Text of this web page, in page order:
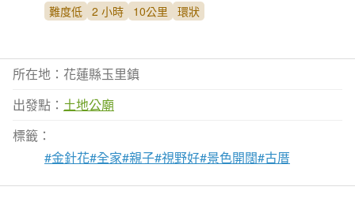
難度低 2 小時 10公里 環狀
所在地：花蓮縣玉里鎮
出發點： 土地公廟
標籤：
#金針花#全家#親子#視野好#景色開闊#古厝